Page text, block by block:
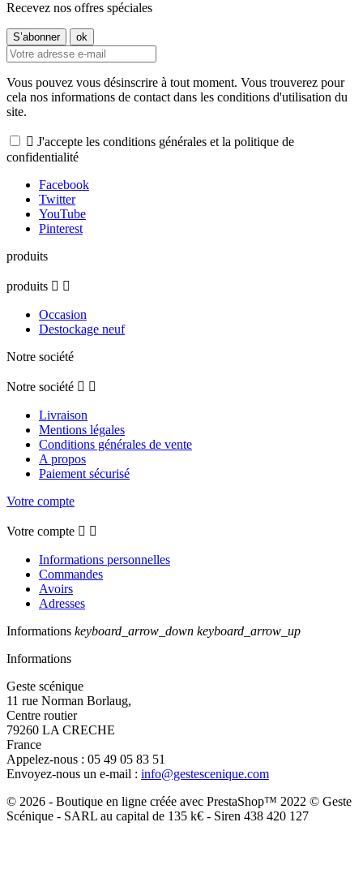
Recevez nos offres spéciales
Vous pouvez vous désinscrire à tout moment. Vous trouverez pour
cela nos informations de contact dans les conditions d'utilisation du
site.
 J'accepte les conditions générales et la politique de
confidentialité
Facebook
Twitter
YouTube
Pinterest
produits
produits  
Occasion
Destockage neuf
Notre société
Notre société  
Livraison
Mentions légales
Conditions générales de vente
A propos
Paiement sécurisé
Votre compte
Votre compte  
Informations personnelles
Commandes
Avoirs
Adresses
Informations keyboard_arrow_down keyboard_arrow_up
Informations
Geste scénique
11 rue Norman Borlaug,
Centre routier
79260 LA CRECHE
France
Appelez-nous : 05 49 05 83 51
Envoyez-nous un e-mail : info@gestescenique.com
© 2026 - Boutique en ligne créée avec PrestaShop™ 2022 © Geste
Scénique - SARL au capital de 135 k€ - Siren 438 420 127